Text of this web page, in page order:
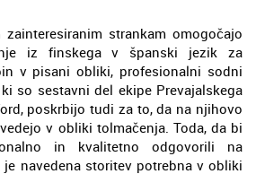
strankam omogočajo
iz finskega v španski jezik za
v pisani obliki, profesionalni sodni
so sestavni del ekipe Prevajalskega
poskrbijo tudi za to, da na njihovo
v obliki tolmačenja. Toda, da bi
in kvalitetno odgovorili na
navedena storitev potrebna v obliki